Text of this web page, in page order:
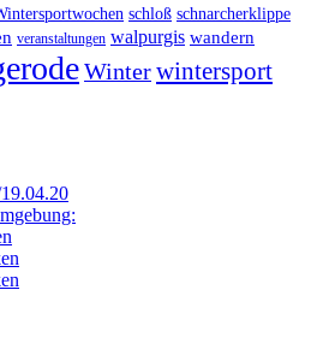
schloß schnarcherklippe
veranstaltungen walpurgis wandern
Winterwintersport